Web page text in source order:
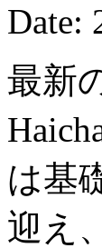
Date:
最新
は基
迎え